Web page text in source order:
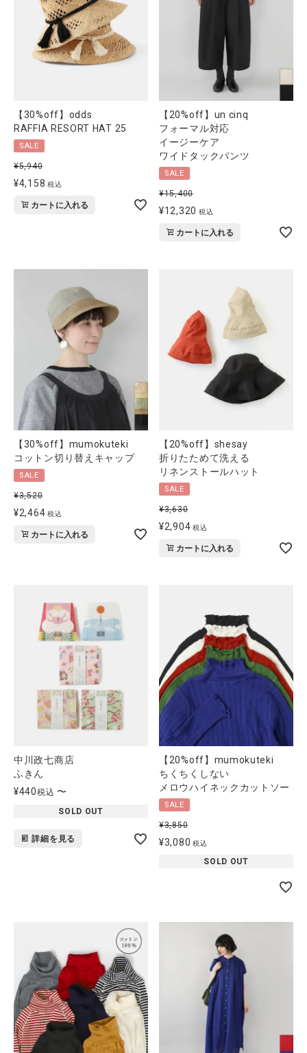
【30%off】odds
RAFFIA RESORT HAT 25
SALE
¥5,940
¥4,158 税込
カートに入れる
【20%off】un cinq
フォーマル対応
イージーケア
ワイドタックパンツ
SALE
¥15,400
¥12,320 税込
カートに入れる
【30%off】mumokuteki
コットン切り替えキャップ
SALE
¥3,520
¥2,464 税込
カートに入れる
【20%off】shesay
折りたためて洗える
リネンストールハット
SALE
¥3,630
¥2,904 税込
カートに入れる
中川政七商店
ふきん
¥440税込 〜
SOLD OUT
詳細を見る
【20%off】mumokuteki
ちくちくしない
メロウハイネックカットソー
SALE
¥3,850
¥3,080 税込
SOLD OUT